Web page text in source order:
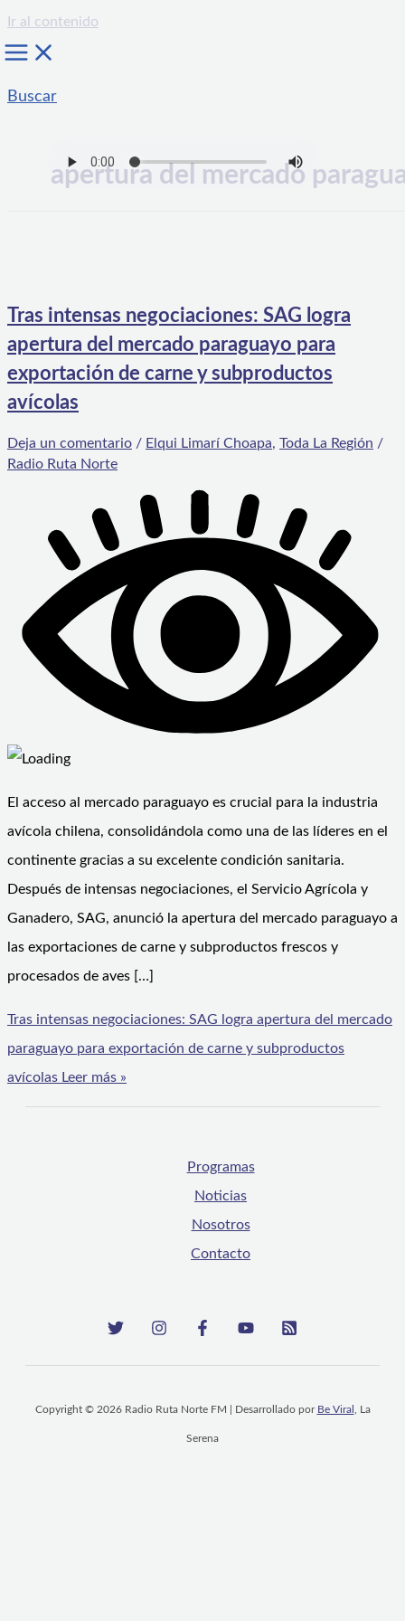
Ir al contenido
Buscar
apertura del mercado
Tras intensas negociaciones: SAG logra
apertura del mercado paraguayo para
exportación de carne y subproductos
avícolas
Deja un comentario / Elqui Limarí Choapa, Toda La Región /
Radio Ruta Norte
El acceso al mercado paraguayo es crucial para la industria
avícola chilena, consolidándola como una de las líderes en el
continente gracias a su excelente condición sanitaria.
Después de intensas negociaciones, el Servicio Agrícola y
Ganadero, SAG, anunció la apertura del mercado paraguayo a
las exportaciones de carne y subproductos frescos y
procesados de aves […]
Tras intensas negociaciones: SAG logra apertura del mercado
paraguayo para exportación de carne y subproductos
avícolas Leer más »
Programas
Noticias
Nosotros
Contacto
Copyright © 2026 Radio Ruta Norte FM | Desarrollado por Be Viral , La
Serena